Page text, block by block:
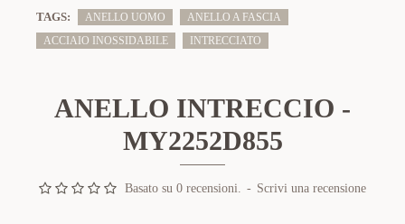
TAGS: ANELLO UOMO
ANELLO A FASCIA
ACCIAIO INOSSIDABILE
INTRECCIATO
ANELLO INTRECCIO -
MY2252D855
Basato su 0 recensioni. - Scrivi una recensione